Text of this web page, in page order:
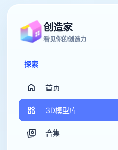
创造家
看见你的创造力
探索
首页
3D模型库
合集